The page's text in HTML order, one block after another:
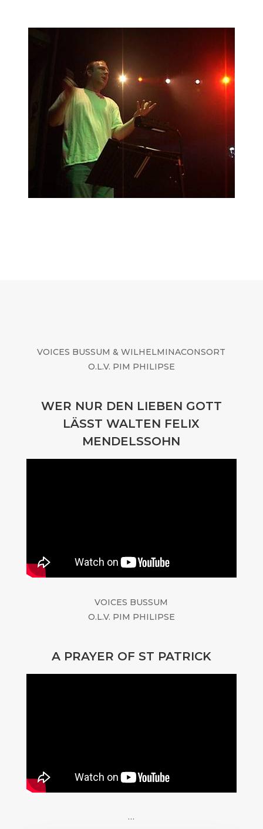
VOICES BUSSUM & WILHELMINACONSORT
O.L.V. PIM PHILIPSE
WER NUR DEN LIEBEN GOTT
LÄSST WALTEN FELIX
MENDELSSOHN
VOICES BUSSUM
O.L.V. PIM PHILIPSE
A PRAYER OF ST PATRICK
…